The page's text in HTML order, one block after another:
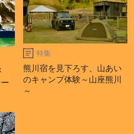
特集
熊川宿を見下ろす、山あい
のキャンプ体験～山座熊川
～